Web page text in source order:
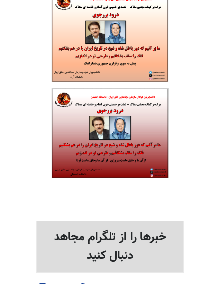
خبرها را از تلگرام مجاهد
دنبال کنید